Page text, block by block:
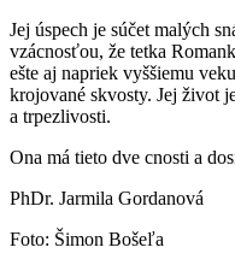
Jej úspech je súčet malých
vzácnosťou, že tetka
ešte aj napriek vyššiemu
krojované skvosty. Jej život
a trpezlivosti.
Ona má tieto dve cnosti a
PhDr. Jarmila Gordanová
Foto: Šimon Bošeľa